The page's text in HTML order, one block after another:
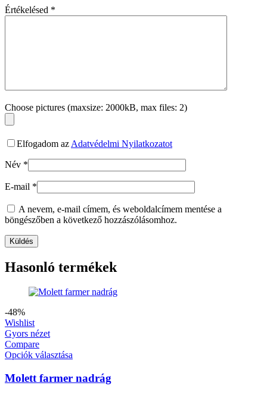
Értékelésed *
Choose pictures (maxsize: 2000kB, max files: 2)
Elfogadom az Adatvédelmi Nyilatkozatot
Név *
E-mail *
A nevem, e-mail címem, és weboldalcímem mentése a
böngészőben a következő hozzászólásomhoz.
Hasonló termékek
-48%
Wishlist
Gyors nézet
Compare
Opciók választása
Molett farmer nadrág